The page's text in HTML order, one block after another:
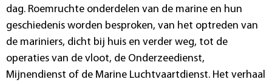
dag. Roemruchte onderdelen van de marine en hun
geschiedenis worden besproken, van het optreden van
de mariniers, dicht bij huis en verder weg, tot de
operaties van de vloot, de Onderzeedienst,
Mijnendienst of de Marine Luchtvaartdienst. Het verhaal